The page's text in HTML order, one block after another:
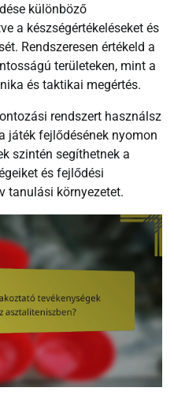
különböző
a készségértékeléseket és
Rendszeresen értékeld a
területeken, mint a
és taktikai megértés.
rendszert használsz
játék fejlődésének nyomon
szintén segíthetnek a
és fejlődési
tanulási környezetet.